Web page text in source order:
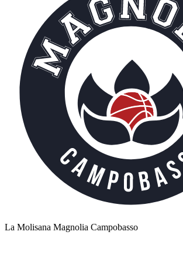
La Molisana Magnolia Campobasso